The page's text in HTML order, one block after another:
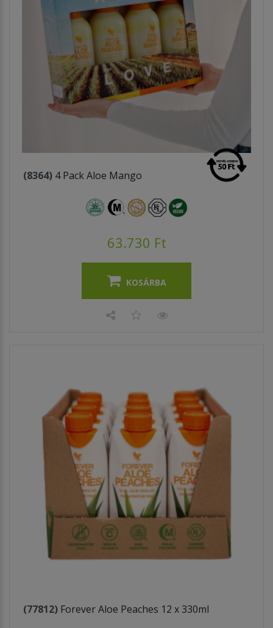
(8364) 4 Pack Aloe Mango
63.730 Ft
KOSÁRBA
(77812) Forever Aloe Peaches 12 x 330ml